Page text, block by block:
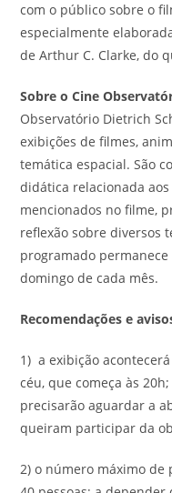
com o público sobre o
especialmente
de Arthur C. Clarke, do
Sobre o Cine
Observatório Dietrich
exibições de filmes,
temática espacial. São
didática relacionada
mencionados no filme,
reflexão sobre diversos
programado
domingo de cada mês.
Recomendações e
1) a exibição
céu, que começa às
precisarão aguardar a
queiram participar da
2) o número máximo de